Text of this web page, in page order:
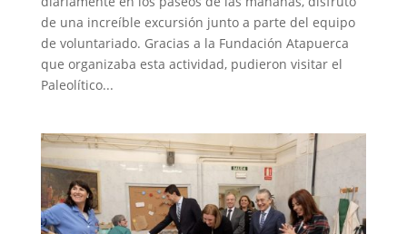
de una increíble excursión junto a parte del equipo
de voluntariado. Gracias a la Fundación Atapuerca
que organizaba esta actividad, pudieron visitar el
Paleolítico...